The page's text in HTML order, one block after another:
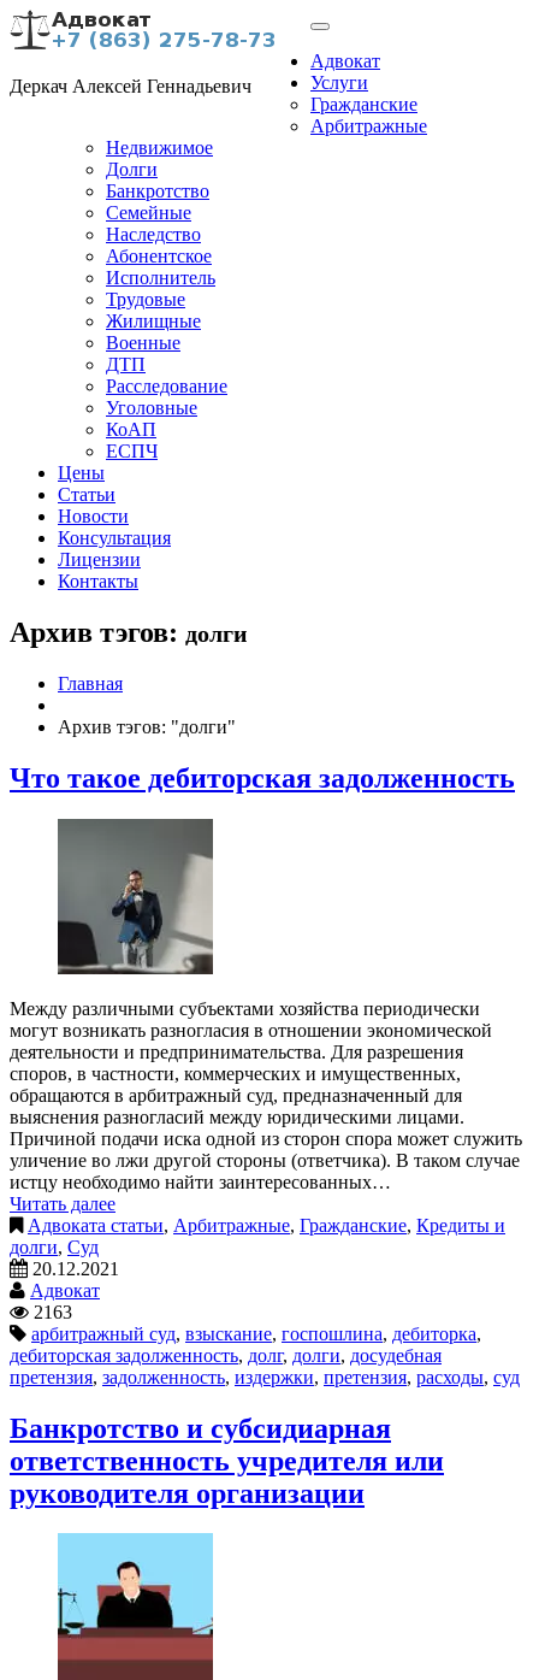
Деркач Алексей Геннадьевич
Адвокат
Услуги
Гражданские
Арбитражные
Недвижимое
Долги
Банкротство
Семейные
Наследство
Абонентское
Исполнитель
Трудовые
Жилищные
Военные
ДТП
Расследование
Уголовные
КоАП
ЕСПЧ
Цены
Статьи
Новости
Консультация
Лицензии
Контакты
Архив тэгов: долги
Главная
Архив тэгов: "долги"
Что такое дебиторская задолженность
Между различными субъектами хозяйства периодически
могут возникать разногласия в отношении экономической
деятельности и предпринимательства. Для разрешения
споров, в частности, коммерческих и имущественных,
обращаются в арбитражный суд, предназначенный для
выяснения разногласий между юридическими лицами.
Причиной подачи иска одной из сторон спора может служить
уличение во лжи другой стороны (ответчика). В таком случае
истцу необходимо найти заинтересованных…
Читать далее
Адвоката статьи, Арбитражные, Гражданские, Кредиты и
долги, Суд
20.12.2021
Адвокат
2163
арбитражный суд, взыскание, госпошлина, дебиторка,
дебиторская задолженность, долг, долги, досудебная
претензия, задолженность, издержки, претензия, расходы, суд
Банкротство и субсидиарная
ответственность учредителя или
руководителя организации